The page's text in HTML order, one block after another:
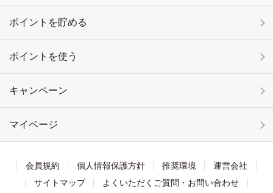
ポイントを貯める
ポイントを使う
キャンペーン
マイページ
会員規約 個人情報保護方針 推奨環境
運営会社
サイトマップ
よくいただくご質問・お問い合わせ